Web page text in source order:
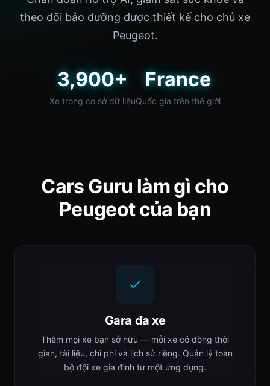
theo dõi bảo dưỡng được thiết kế cho chủ xe
Peugeot.
3,900+
Xe trong cơ sở dữ liệu
France
Quốc gia trên thế giới
Cars Guru làm gì cho
Peugeot của bạn
Gara đa xe
Thêm mọi xe bạn sở hữu — mỗi xe có dòng thời
gian, tài liệu, chi phí và lịch sử riêng. Quản lý toàn
bộ đội xe gia đình từ một ứng dụng.